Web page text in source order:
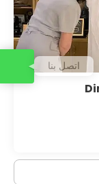
اتصل بنا